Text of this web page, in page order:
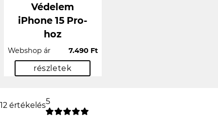
Védelem
iPhone 15 Pro-
hoz
Webshop ár 7.490 Ft
részletek
12 értékelés5